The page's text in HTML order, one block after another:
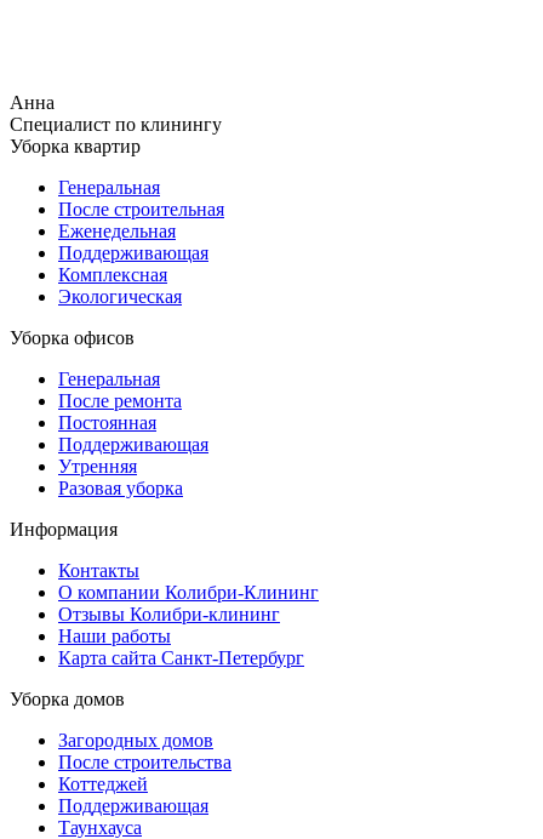
Анна
Специалист по клинингу
Уборка квартир
Генеральная
После строительная
Еженедельная
Поддерживающая
Комплексная
Экологическая
Уборка офисов
Генеральная
После ремонта
Постоянная
Поддерживающая
Утренняя
Разовая уборка
Информация
Контакты
О компании Колибри-Клининг
Отзывы Колибри-клининг
Наши работы
Карта сайта Санкт-Петербург
Уборка домов
Загородных домов
После строительства
Коттеджей
Поддерживающая
Таунхауса